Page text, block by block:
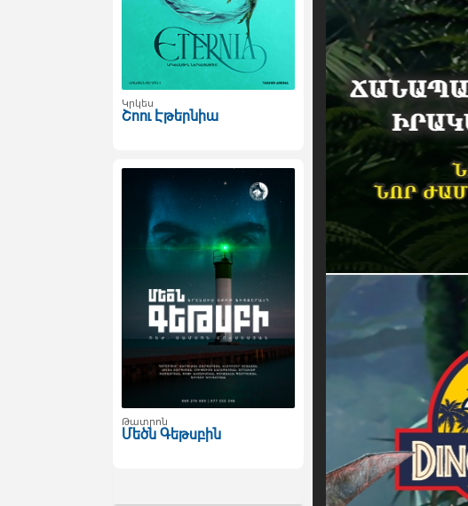
Կրկես
Շոու Էթերնիա
Թատրոն
Մեծն Գեթսբին